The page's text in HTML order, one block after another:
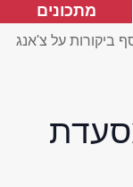
מתכונים
ביקורות על צ'אנג